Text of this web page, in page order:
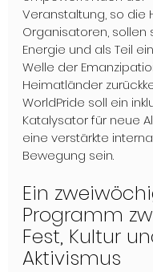
Veranstaltung, so die
Organisatoren, sollen
Energie und als Teil
Welle der
Heimatländer
WorldPride soll ein
Katalysator für neue
eine verstärkte
Bewegung sein.
Ein
Programm
Fest, Kultur
Aktivismus